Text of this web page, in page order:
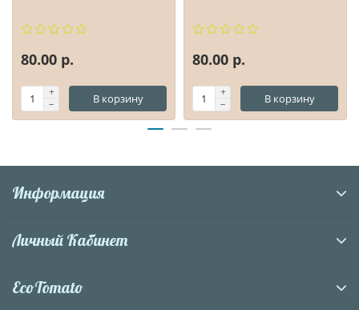
80.00 р.
В корзину
80.00 р.
В корзину
Информация
Личный Кабинет
EcoTomato